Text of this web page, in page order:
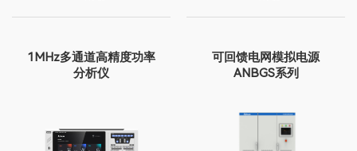
1MHz多通道高精度功率
分析仪
可回馈电网模拟电源
ANBGS系列